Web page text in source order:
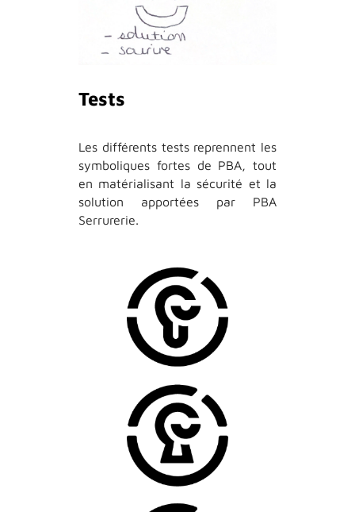
Tests
Les différents tests reprennent les
symboliques fortes de PBA, tout
en matérialisant la sécurité et la
solution apportées par PBA
Serrurerie.